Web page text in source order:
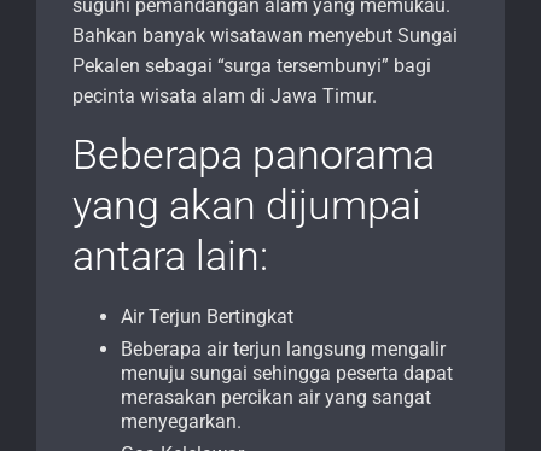
suguhi pemandangan alam yang memukau.
Bahkan banyak wisatawan menyebut Sungai
Pekalen sebagai “surga tersembunyi” bagi
pecinta wisata alam di Jawa Timur.
Beberapa panorama
yang akan dijumpai
antara lain:
Air Terjun Bertingkat
Beberapa air terjun langsung mengalir
menuju sungai sehingga peserta dapat
merasakan percikan air yang sangat
menyegarkan.